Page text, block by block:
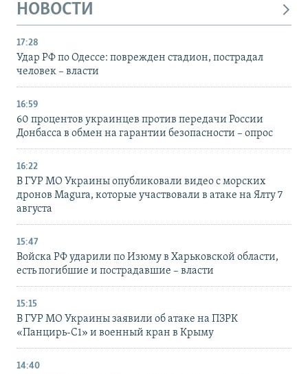
НОВОСТИ
17:28
Удар РФ по Одессе: поврежден стадион, пострадал
человек – власти
16:59
60 процентов украинцев против передачи России
Донбасса в обмен на гарантии безопасности – опрос
16:22
В ГУР МО Украины опубликовали видео с морских
дронов Magura, которые участвовали в атаке на Ялту 7
августа
15:47
Войска РФ ударили по Изюму в Харьковской области,
есть погибшие и пострадавшие – власти
15:15
В ГУР МО Украины заявили об атаке на ПЗРК
«Панцирь-С1» и военный кран в Крыму
14:40